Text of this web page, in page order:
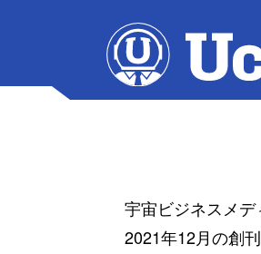
宇宙ビジネスメデ
2021年12月の創